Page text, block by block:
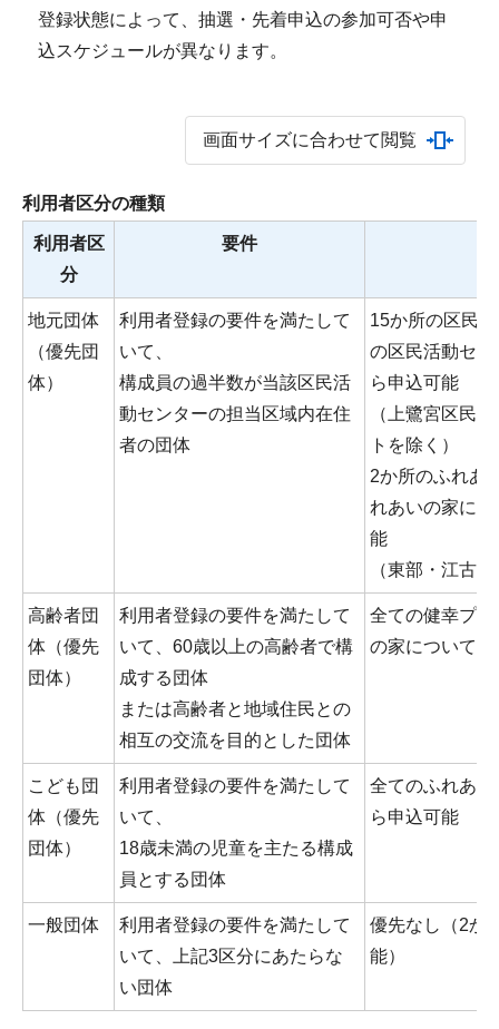
登録状態によって、抽選・先着申込の参加可否や申
込スケジュールが異なります。
画面サイズに合わせて閲覧
利用者区分の種類
利用者区
分
要件
地元団体
（優先団
体）
利用者登録の要件を満たして
いて、
構成員の過半数が当該区民活
動センターの担当区域内在住
者の団体
15か所の区民
の区民活動セ
ら申込可能
（上鷺宮区民
トを除く）
2か所のふれあ
れあいの家に
能
（東部・江古
高齢者団
体（優先
団体）
利用者登録の要件を満たして
いて、60歳以上の高齢者で構
成する団体
または高齢者と地域住民との
相互の交流を目的とした団体
全ての健幸プ
の家について3
こども団
体（優先
団体）
利用者登録の要件を満たして
いて、
18歳未満の児童を主たる構成
員とする団体
全てのふれあ
ら申込可能
一般団体
利用者登録の要件を満たして
いて、上記3区分にあたらな
い団体
優先なし（2か
能）